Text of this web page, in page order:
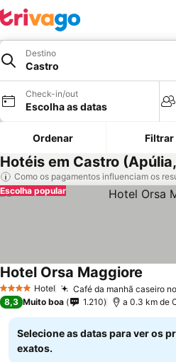
Destino
Castro
Check-in/out
Escolha as datas
Ordenar Filtrar
Hotéis em Castro
Como os pagamentos influenciam os
Escolha popular
4 EstrelasHotel Café da manhã caseiro
Hotel Orsa Maggiore
8,3 Muito boa 1.210 a 0.3 km de
Selecione as datas para ver os
exatos.